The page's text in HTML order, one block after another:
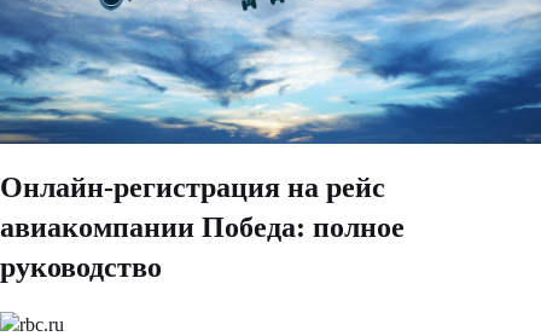
Онлайн-регистрация на рейс
авиакомпании Победа: полное
руководство